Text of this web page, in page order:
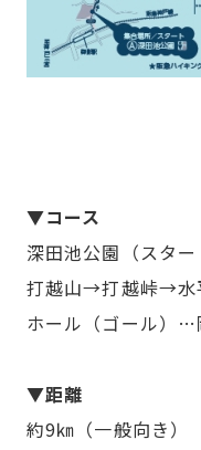
▼コース
深田池公園（スタ
打越山→打越峠→水
ホール（ゴール）…
▼距離
約9㎞（一般向き）